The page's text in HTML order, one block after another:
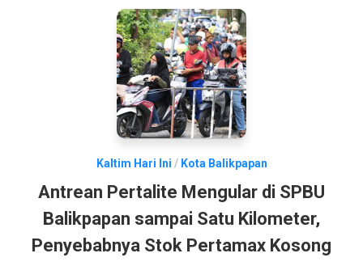
Kaltim Hari Ini / Kota Balikpapan
Antrean Pertalite Mengular di SPBU
Balikpapan sampai Satu Kilometer,
Penyebabnya Stok Pertamax Kosong